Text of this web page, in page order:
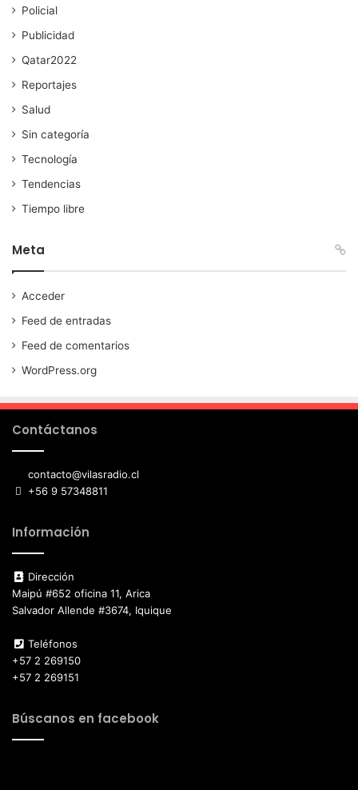
Policial
Publicidad
Qatar2022
Reportajes
Salud
Sin categoría
Tecnología
Tendencias
Tiempo libre
Meta
Acceder
Feed de entradas
Feed de comentarios
WordPress.org
Contáctanos
contacto@vilasradio.cl
+56 9 57348811
Información
Dirección
Maipú #652 oficina 11, Arica
Salvador Allende #3674, Iquique
Teléfonos
+57 2 269150
+57 2 269151
Búscanos en facebook